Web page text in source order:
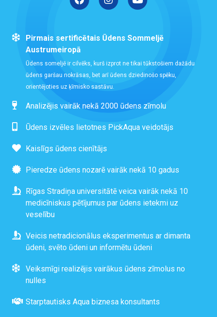
Pirmais sertificētais Ūdens Sommeljē
Austrumeiropā
Ūdens someljē ir cilvēks, kurš izprot ne tikai tūkstošiem dažādu
ūdens garšau nokrāsas, bet arī ūdens dziedinošo spēku,
orientējoties uz ķīmisko sastāvu.
Analizējis vairāk nekā 2000 ūdens zīmolu
Ūdens izvēles lietotnes PickAqua veidotājs
Kaislīgs ūdens cienītājs
Pieredze ūdens nozarē vairāk nekā 10 gadus
Rīgas Stradiņa universitātē veica vairāk nekā 10
medicīniskus pētījumus par ūdens ietekmi uz
veselību
Veicis netradicionālus eksperimentus ar dimanta
ūdeni, svēto ūdeni un informētu ūdeni
Veiksmīgi realizējis vairākus ūdens zīmolus no
nulles
Starptautisks Aqua biznesa konsultants